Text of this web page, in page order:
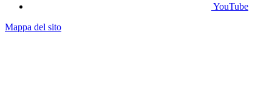
YouTube
Mappa del sito